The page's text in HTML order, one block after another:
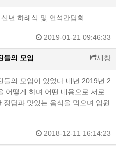
년 하례식 및 연석간담회
2019-01-21 09:46:33
들의 모임 새창
들의 모임이 있었다.내년 2019년 2
어떻게 하며 어떤 내용으로 서로
정담과 맛있는 음식을 먹으며 임원
2018-12-11 16:14:23